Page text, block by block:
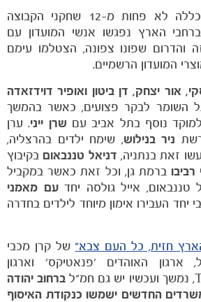
במסגרת הפעילות שכללה לא פחות מ-12 שחקני הקבוצה
ברחבי הארץ נפגשו אנשי המועדון עם
והדרום שפונו צפונה, הצטלמו עימם
המועדון הרשמיים.
אור יצחק, דן ביטון ואופיר דוידזאדה
השומר לבקר פצועים, כאשר בהמשך
נוסף בתל אביב עם שרן ייני. ערן
ניר בנילוש, שימח ילדים בהרצליה,
עשו זאת בנתניה, דניאל טננבאום בקיבוץ
רביבו ברמת גן, וכל זאת כאשר במקביל
טננבאום, אייל גולסה יחדעם מאמני
יחד העבירו אימון מיוחד לילדים בחדרה
חזית, כל העם צבא"של קרן מכבי
ארגון האוהדים 'פנאטיקס' וארגון
ברחוב יהודה
החדשים ישמשו כנקודת האיסוף